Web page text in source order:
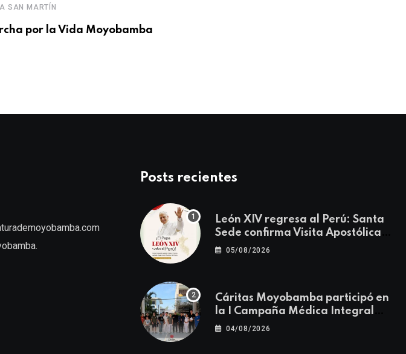
SAN MARTÍN
por la Vida Moyobamba
Posts recientes
León XIV regresa al Perú: Santa
Sede confirma Visita Apostólica
del 11 al 17 de noviembre
05/08/2026
Cáritas Moyobamba participó en
la I Campaña Médica Integral
Gratuita llevando salud y
04/08/2026